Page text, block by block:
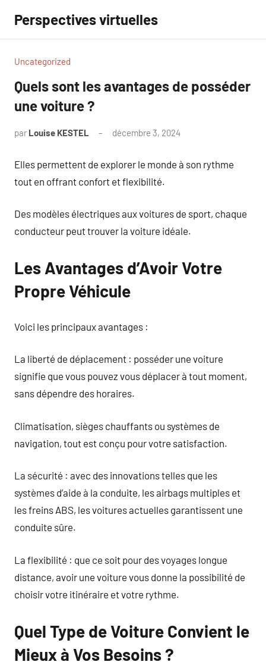
contenu
Perspectives virtuelles
Uncategorized
Quels sont les avantages de posséder
une voiture ?
par Louise KESTEL décembre 3, 2024
Elles permettent de explorer le monde à son rythme
tout en offrant confort et flexibilité.
Des modèles électriques aux voitures de sport, chaque
conducteur peut trouver la voiture idéale.
Les Avantages d’Avoir Votre
Propre Véhicule
Voici les principaux avantages :
La liberté de déplacement : posséder une voiture
signifie que vous pouvez vous déplacer à tout moment,
sans dépendre des horaires.
Climatisation, sièges chauffants ou systèmes de
navigation, tout est conçu pour votre satisfaction.
La sécurité : avec des innovations telles que les
systèmes d’aide à la conduite, les airbags multiples et
les freins ABS, les voitures actuelles garantissent une
conduite sûre.
La flexibilité : que ce soit pour des voyages longue
distance, avoir une voiture vous donne la possibilité de
choisir votre itinéraire et votre rythme.
Quel Type de Voiture Convient le
Mieux à Vos Besoins ?